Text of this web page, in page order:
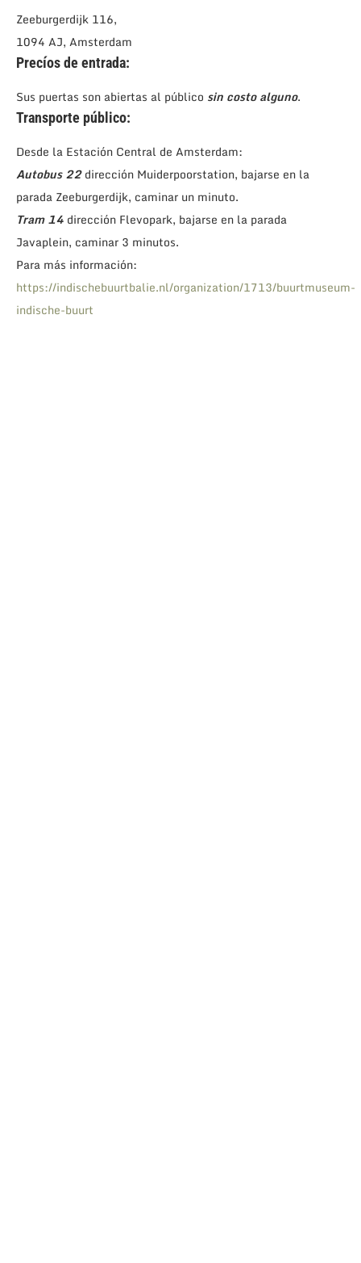
Zeeburgerdijk 116,
1094 AJ, Amsterdam
Precíos de entrada:
Sus puertas son abiertas al público sin costo alguno.
Transporte público:
Desde la Estación Central de Amsterdam:
Autobus 22dirección Muiderpoorstation, bajarse en la
parada Zeeburgerdijk, caminar un minuto.
Tram 14 dirección Flevopark, bajarse en la parada
Javaplein, caminar 3 minutos.
Para más información:
https://indischebuurtbalie.nl/organization/1713/buurtmuseum-
indische-buurt